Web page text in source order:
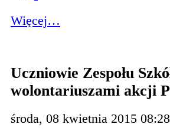
Więcej…
Uczniowie Zespołu
wolontariuszami akcji
środa, 08 kwietnia 2015 08:28